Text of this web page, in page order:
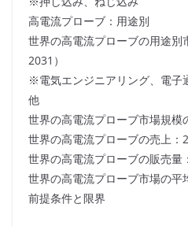
高電流プローブ：用途別
世界の高電流プローブの用途別
2031）
※電気エンジニアリング、電子
他
世界の高電流プローブ市場規模
世界の高電流プローブの売上：
世界の高電流プローブの販売量
世界の高電流プローブ市場の平
前提条件と限界